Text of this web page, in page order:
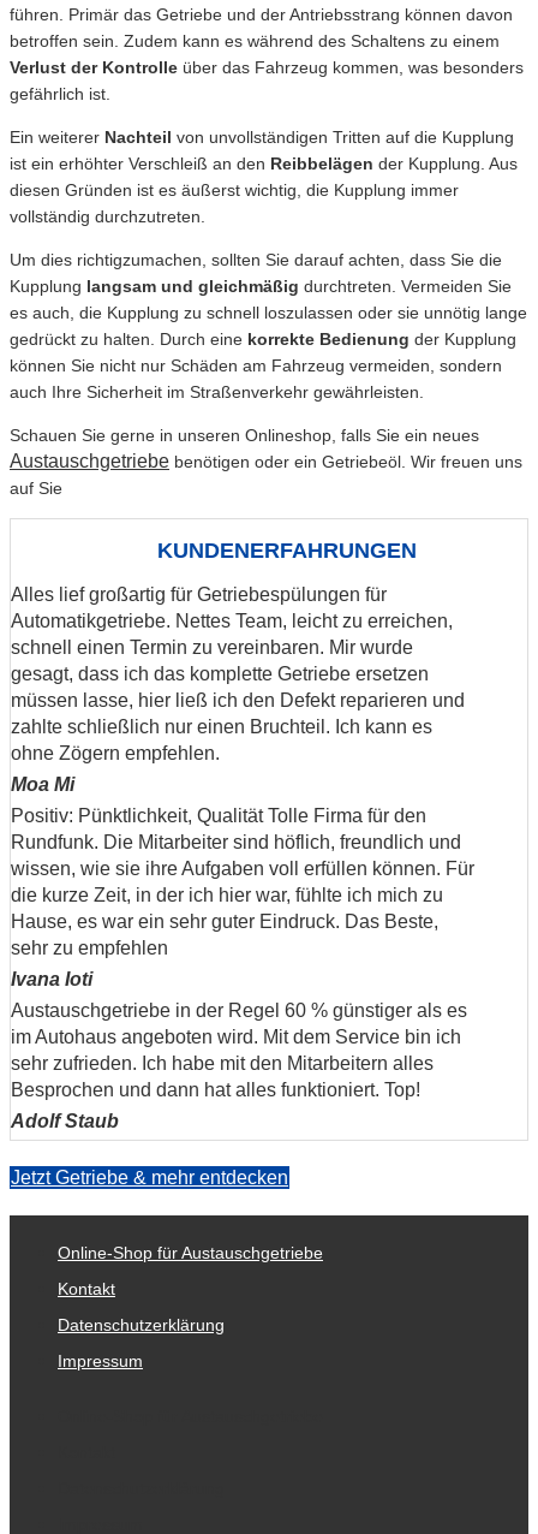
führen. Primär das Getriebe und der Antriebsstrang können davon
betroffen sein. Zudem kann es während des Schaltens zu einem
Verlust der Kontrolle über das Fahrzeug kommen, was besonders
gefährlich ist.
Ein weiterer Nachteil von unvollständigen Tritten auf die Kupplung
ist ein erhöhter Verschleiß an den Reibbelägen der Kupplung. Aus
diesen Gründen ist es äußerst wichtig, die Kupplung immer
vollständig durchzutreten.
Um dies richtigzumachen, sollten Sie darauf achten, dass Sie die
Kupplung langsam und gleichmäßig durchtreten. Vermeiden Sie
es auch, die Kupplung zu schnell loszulassen oder sie unnötig lange
gedrückt zu halten. Durch eine korrekte Bedienung der Kupplung
können Sie nicht nur Schäden am Fahrzeug vermeiden, sondern
auch Ihre Sicherheit im Straßenverkehr gewährleisten.
Schauen Sie gerne in unseren Onlineshop, falls Sie ein neues
Austauschgetriebe benötigen oder ein Getriebeöl. Wir freuen uns
auf Sie
Alles lief großartig für Getriebespülungen für
Automatikgetriebe. Nettes Team, leicht zu erreichen,
schnell einen Termin zu vereinbaren. Mir wurde
gesagt, dass ich das komplette Getriebe ersetzen
müssen lasse, hier ließ ich den Defekt reparieren und
zahlte schließlich nur einen Bruchteil. Ich kann es
ohne Zögern empfehlen.
Moa Mi
Positiv: Pünktlichkeit, Qualität Tolle Firma für den
Rundfunk. Die Mitarbeiter sind höflich, freundlich und
wissen, wie sie ihre Aufgaben voll erfüllen können. Für
die kurze Zeit, in der ich hier war, fühlte ich mich zu
Hause, es war ein sehr guter Eindruck. Das Beste,
sehr zu empfehlen
Ivana Ioti
Austauschgetriebe in der Regel 60 % günstiger als es
im Autohaus angeboten wird. Mit dem Service bin ich
sehr zufrieden. Ich habe mit den Mitarbeitern alles
Besprochen und dann hat alles funktioniert. Top!
Adolf Staub
Jetzt Getriebe & mehr entdecken
Online-Shop für Austauschgetriebe
Kontakt
Datenschutzerklärung
Impressum